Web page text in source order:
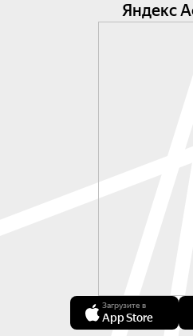
Яндекс
Загрузите в
App Store